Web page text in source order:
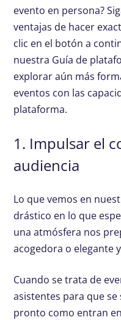
evento en persona?
ventajas de hacer
clic en el botón a
nuestra Guía de
explorar aún más
eventos con las
plataforma.
1. Impulsar el
audiencia
Lo que vemos en
drástico en lo que
una atmósfera nos
acogedora o elegante
Cuando se trata de
asistentes para que
pronto como entran